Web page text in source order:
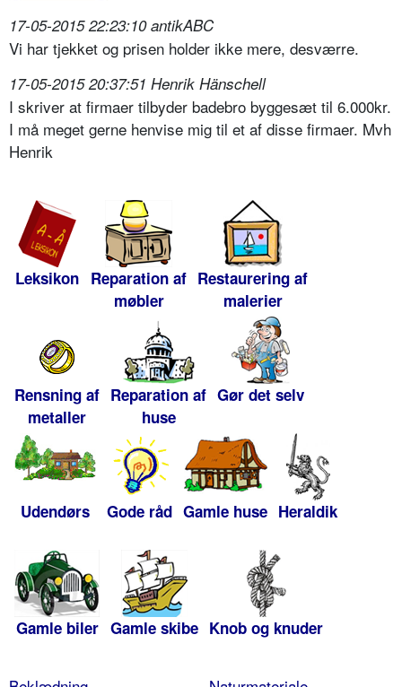
17-05-2015 22:23:10 antikABC
Vi har tjekket og prisen holder ikke mere, desværre.
17-05-2015 20:37:51 Henrik Hänschell
I skriver at firmaer tilbyder badebro byggesæt til 6.000kr.
I må meget gerne henvise mig til et af disse firmaer. Mvh
Henrik
Leksikon Reparation af
møbler
Restaurering af
malerier
Rensning af
metaller
Reparation af
huse
Gør det selv
Udendørs Gode råd Gamle huse Heraldik
Gamle biler Gamle skibe Knob og knuder